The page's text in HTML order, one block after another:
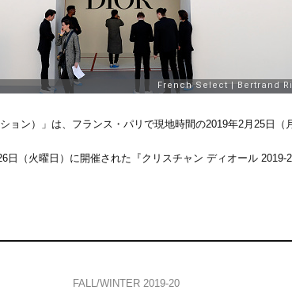
ョン）」は、フランス・パリで現地時間の2019年2月25日（
日（火曜日）に開催された『クリスチャン ディオール
FALL/WINTER 2019-20